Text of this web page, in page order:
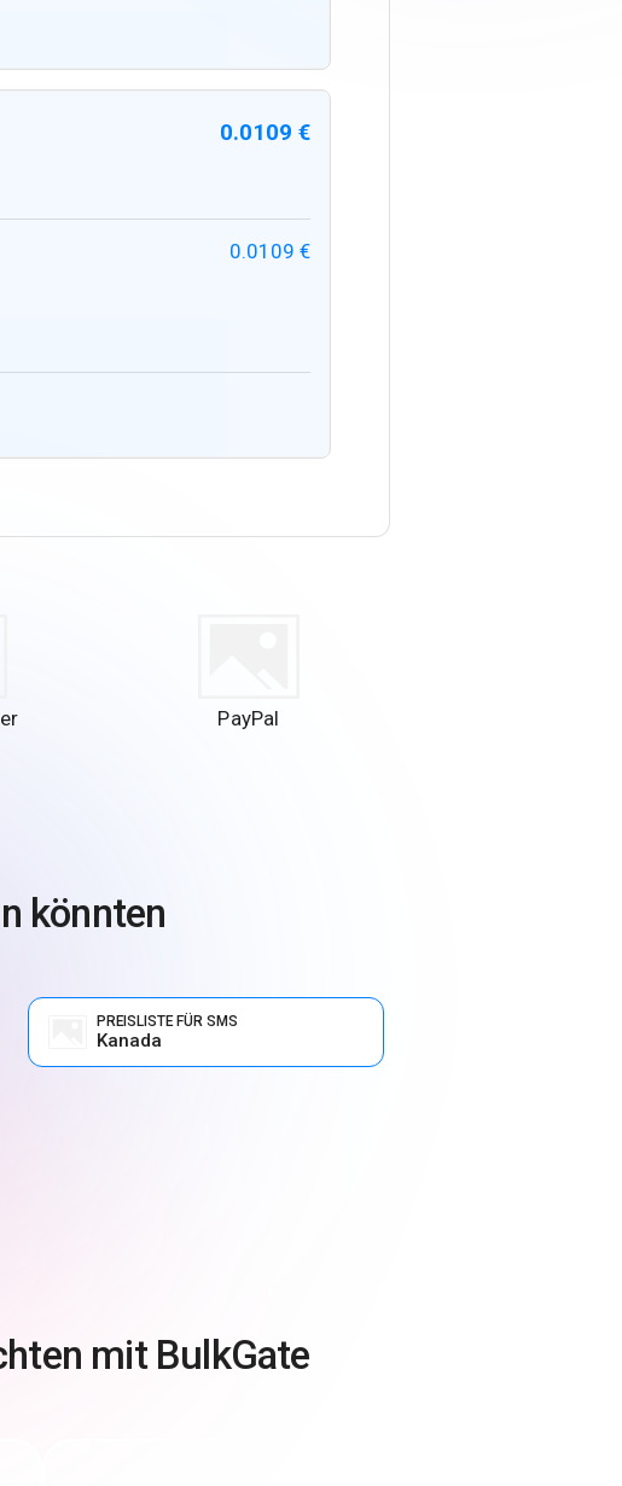
0.0109 €
0.0109 €
PayPal
könnten
PREISLISTE FÜR SMS
Kanada
mit BulkGate